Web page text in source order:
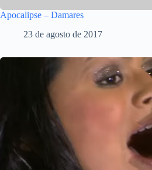
Apocalipse – Damares
23 de agosto de 2017